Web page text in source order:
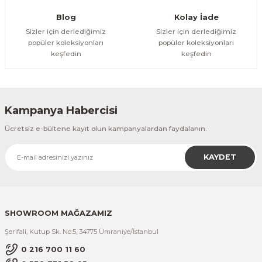
Blog
Sizler için derlediğimiz
popüler koleksiyonları
keşfedin
Kolay İade
Sizler için derlediğimiz
popüler koleksiyonları
keşfedin
Kampanya Habercisi
Ücretsiz e-bültene kayıt olun kampanyalardan faydalanın.
KAYDET
SHOWROOM MAĞAZAMIZ
Şerifali, Kutup Sk. No:5, 34775 Ümraniye/İstanbul
0 216 700 11 60